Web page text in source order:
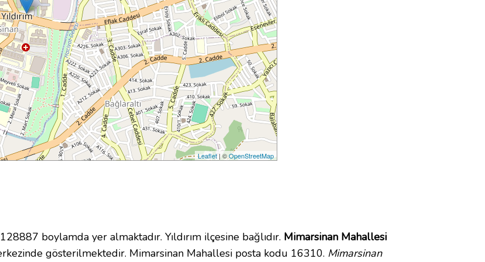
Leaflet | ©OpenStreetMap
boylamda yer almaktadır. Yıldırım ilçesine bağlıdır. Mimarsinan Mahallesi
gösterilmektedir. Mimarsinan Mahallesi posta kodu 16310. Mimarsinan